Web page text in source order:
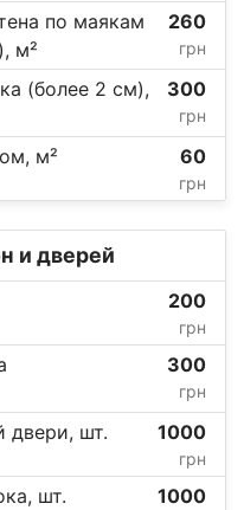
по маякам
м²
260
грн
(более 2 см),
300
грн
м² 60
грн
и дверей
200
грн
300
грн
двери, шт. 1000
грн
шт. 1000